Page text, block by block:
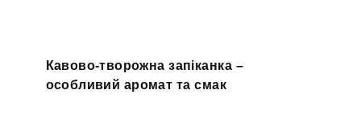
Кавово-творожна запіканка –
особливий аромат та смак